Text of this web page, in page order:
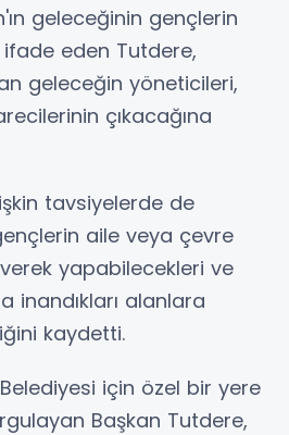
geleceğinin gençlerin
eden Tutdere,
geleceğin yöneticileri,
çıkacağına
tavsiyelerde de
aile veya çevre
yapabilecekleri ve
inandıkları alanlara
kaydetti.
Belediyesi için özel bir yere
Başkan Tutdere,